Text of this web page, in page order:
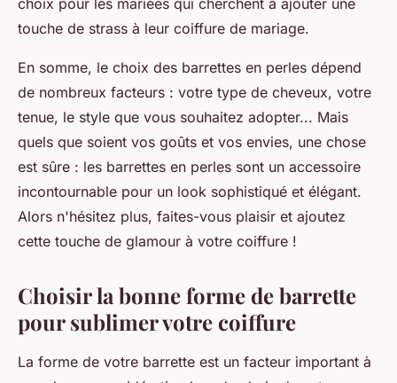
choix pour les mariées qui cherchent à ajouter une
touche de strass à leur coiffure de mariage.
En somme, le choix des barrettes en perles dépend
de nombreux facteurs : votre type de cheveux, votre
tenue, le style que vous souhaitez adopter... Mais
quels que soient vos goûts et vos envies, une chose
est sûre : les barrettes en perles sont un accessoire
incontournable pour un look sophistiqué et élégant.
Alors n'hésitez plus, faites-vous plaisir et ajoutez
cette touche de glamour à votre coiffure !
Choisir la bonne forme de barrette
pour sublimer votre coiffure
La forme de votre barrette est un facteur important à